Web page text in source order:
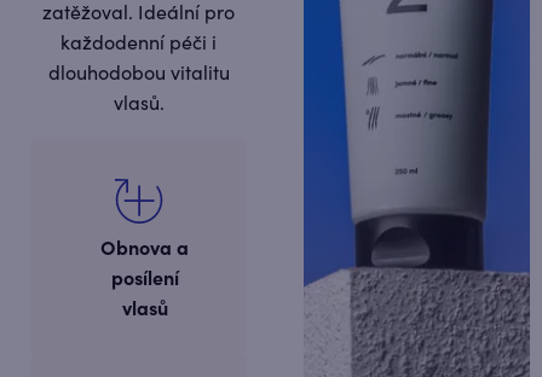
Obnova a
posílení
vlasů
zatěžoval. Ideální pro
každodenní péči i
dlouhodobou vitalitu
vlasů.